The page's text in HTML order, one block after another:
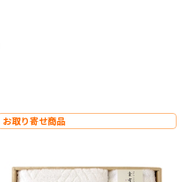
お取り寄せ商品